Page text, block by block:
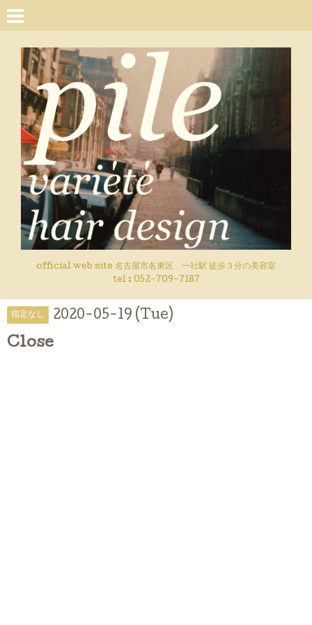
official web site 名古屋市名東区 一社駅 徒歩３分の美容室
tel : 052-709-7187
指定なし 2020-05-19 (Tue)
Close